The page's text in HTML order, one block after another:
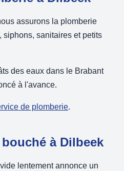
assurons la plomberie
sanitaires et petits
des eaux dans le Brabant
à l'avance.
de plomberie.
à Dilbeek
lentement annonce un